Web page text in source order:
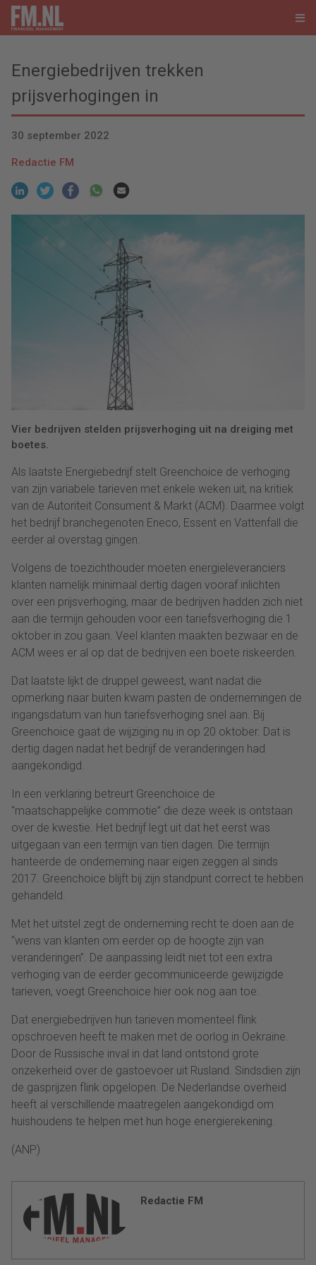
Energiebedrijven trekken
prijsverhogingen in
30 september 2022
Redactie FM
Vier bedrijven stelden prijsverhoging uit na dreiging met
boetes.
Als laatste Energiebedrijf stelt Greenchoice de verhoging
van zijn variabele tarieven met enkele weken uit, na kritiek
van de Autoriteit Consument & Markt (ACM). Daarmee volgt
het bedrijf branchegenoten Eneco, Essent en Vattenfall die
eerder al overstag gingen.
Volgens de toezichthouder moeten energieleveranciers
klanten namelijk minimaal dertig dagen vooraf inlichten
over een prijsverhoging, maar de bedrijven hadden zich niet
aan die termijn gehouden voor een tariefsverhoging die 1
oktober in zou gaan. Veel klanten maakten bezwaar en de
ACM wees er al op dat de bedrijven een boete riskeerden.
Dat laatste lijkt de druppel geweest, want nadat die
opmerking naar buiten kwam pasten de ondernemingen de
ingangsdatum van hun tariefsverhoging snel aan. Bij
Greenchoice gaat de wijziging nu in op 20 oktober. Dat is
dertig dagen nadat het bedrijf de veranderingen had
aangekondigd.
In een verklaring betreurt Greenchoice de
“maatschappelijke commotie” die deze week is ontstaan
over de kwestie. Het bedrijf legt uit dat het eerst was
uitgegaan van een termijn van tien dagen. Die termijn
hanteerde de onderneming naar eigen zeggen al sinds
2017. Greenchoice blijft bij zijn standpunt correct te hebben
gehandeld.
Met het uitstel zegt de onderneming recht te doen aan de
“wens van klanten om eerder op de hoogte zijn van
veranderingen”. De aanpassing leidt niet tot een extra
verhoging van de eerder gecommuniceerde gewijzigde
tarieven, voegt Greenchoice hier ook nog aan toe.
Dat energiebedrijven hun tarieven momenteel flink
opschroeven heeft te maken met de oorlog in Oekraïne.
Door de Russische inval in dat land ontstond grote
onzekerheid over de gastoevoer uit Rusland. Sindsdien zijn
de gasprijzen flink opgelopen. De Nederlandse overheid
heeft al verschillende maatregelen aangekondigd om
huishoudens te helpen met hun hoge energierekening.
(ANP)
Redactie FM